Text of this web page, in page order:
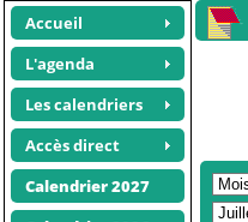
Accueil
L'agenda
Les calendriers
Accès direct
Calendrier 2027